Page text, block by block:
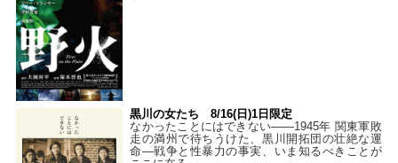
黒川の女たち 8/16(日)1日限定
なかったことにはできない——1945年 関東軍敗
走の満州で待ちうけた、黒川開拓団の壮絶な運
命―戦争と性暴力の事実、いま知るべきことが